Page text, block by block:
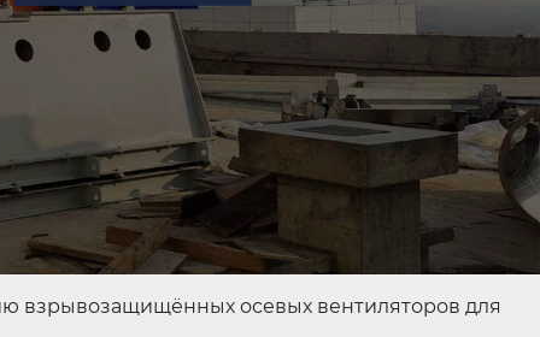
взрывозащищённых осевых вентиляторов для